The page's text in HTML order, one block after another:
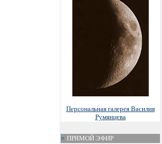
Персональная галерея Василия
Румянцева
ПРЯМОЙ ЭФИР